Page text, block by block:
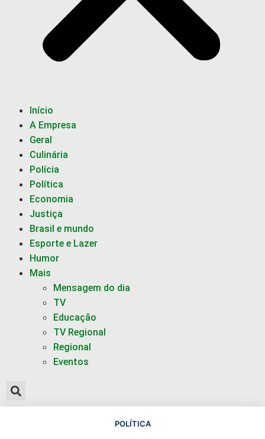
Início
A Empresa
Geral
Culinária
Polícia
Política
Economia
Justiça
Brasil e mundo
Esporte e Lazer
Humor
Mais
Mensagem do dia
TV
Educação
TV Regional
Regional
Eventos
POLÍTICA